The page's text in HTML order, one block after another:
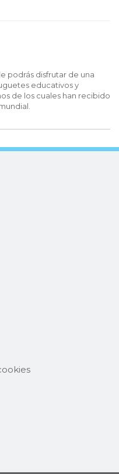
podrás disfrutar de una
educativos y
de los cuales han recibido